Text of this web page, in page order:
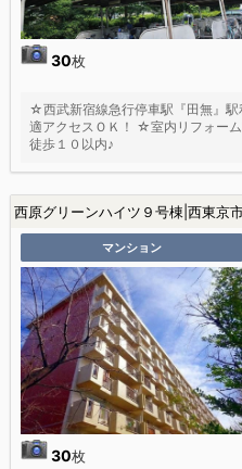
30枚
☆西武新宿線急行停車駅『田無』
適アクセスＯＫ！ ☆室内リフォー
徒歩１０以内♪
西原グリーンハイツ９号棟|西東京
マンション
30枚